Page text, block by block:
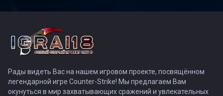
Рады видеть Вас на нашем игровом проекте, посвящённом
легендарной игре Counter-Strike! Мы предлагаем Вам
окунуться в мир захватывающих сражений и увлекательных